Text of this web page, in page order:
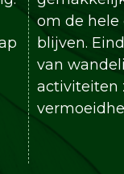
om de hele
blijven.
van
activiteiten
vermoeidheid.